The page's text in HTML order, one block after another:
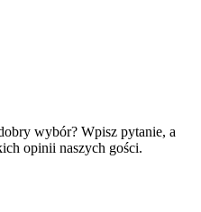
wybór? Wpisz pytanie, a
opinii naszych gości.